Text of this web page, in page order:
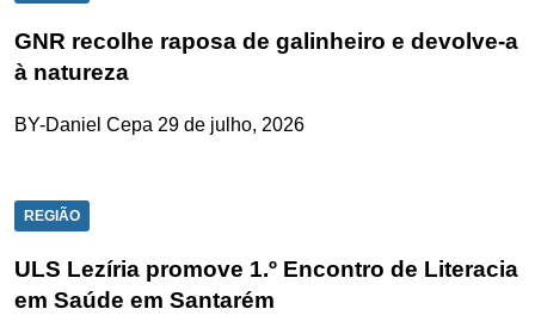
GNR recolhe raposa de galinheiro e devolve-a
à natureza
BY-Daniel Cepa 29 de julho, 2026
REGIÃO
ULS Lezíria promove 1.º Encontro de Literacia
em Saúde em Santarém